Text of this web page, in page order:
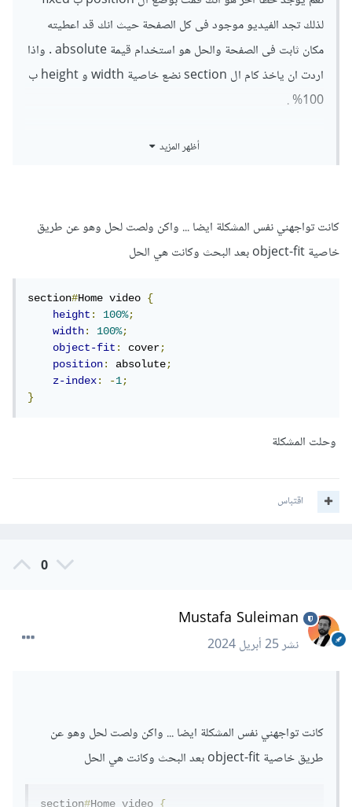
لذلك تجد الفيديو موجود فى كل الصفحة حيث انك قد اعطيته
مكان ثابت فى الصفحة والحل هو استخدام قيمة absolute . واذا
اردت ان ياخذ كام ال section نضع خاصية width و height ب
100% .
واكواد الحل كالتالى.
    width: 100%;
    position: absolute;
    z-index: -1;
section#Home .overlay {
    background-color: rgba(255, 255, 255,
أظهر المزيد
كانت تواجهني نفس المشكلة ايضا ... واكن ولصت لحل وهو عن طريق
خاصية object-fit بعد البحث وكانت هي الحل
section#Home video {
height: 100%;
width: 100%;
object-fit: cover;
position: absolute;
z-index: -1;
}
وحلت المشكلة
اقتباس
0
Mustafa Suleiman
نشر25 أبريل 2024
كانت تواجهني نفس المشكلة ايضا ... واكن ولصت لحل وهو عن
طريق خاصية object-fit بعد البحث وكانت هي الحل
section#Home video {